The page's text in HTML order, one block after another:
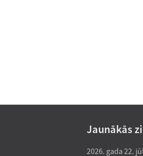
Jaunākās
2026. gada 22.